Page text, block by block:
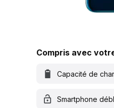
Compris avec
Capacité de
Smartphone